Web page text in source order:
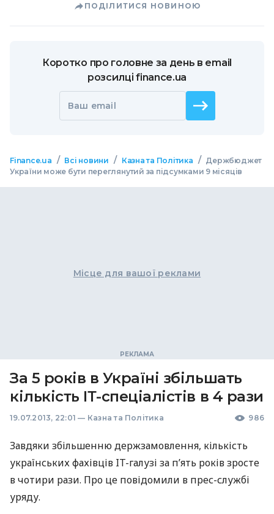
ПОДІЛИТИСЯ НОВИНОЮ
Коротко про головне за день в email
розсилці finance.ua
Ваш email
Finance.ua / Всі новини / Казна та Політика / Держбюджет
України може бути переглянутий за підсумками 9 місяців
Місце для вашої реклами
За 5 років в Україні збільшать
кількість ІТ-спеціалістів в 4 рази
19.07.2013, 22:01 — Казна та Політика 986
Завдяки збільшенню держзамовлення, кількість
українських фахівців IT-галузі за п’ять років зросте
в чотири рази. Про це повідомили в прес-службі
уряду.